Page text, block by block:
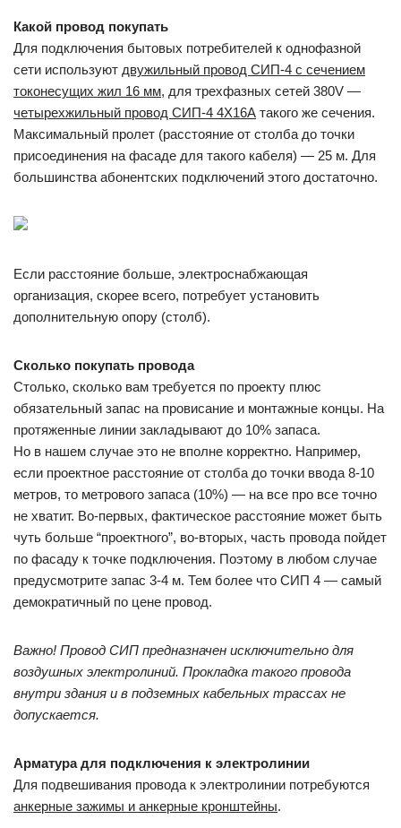
Какой провод покупать
Для подключения бытовых потребителей к однофазной
сети используют двужильный провод СИП-4 с сечением
токонесущих жил 16 мм, для трехфазных сетей 380V —
четырехжильный провод СИП-4 4Х16А такого же сечения.
Максимальный пролет (расстояние от столба до точки
присоединения на фасаде для такого кабеля) — 25 м. Для
большинства абонентских подключений этого достаточно.
Если расстояние больше, электроснабжающая
организация, скорее всего, потребует установить
дополнительную опору (столб).
Сколько покупать провода
Столько, сколько вам требуется по проекту плюс
обязательный запас на провисание и монтажные концы. На
протяженные линии закладывают до 10% запаса.
Но в нашем случае это не вполне корректно. Например,
если проектное расстояние от столба до точки ввода 8-10
метров, то метрового запаса (10%) — на все про все точно
не хватит. Во-первых, фактическое расстояние может быть
чуть больше “проектного”, во-вторых, часть провода пойдет
по фасаду к точке подключения. Поэтому в любом случае
предусмотрите запас 3-4 м. Тем более что СИП 4 — самый
демократичный по цене провод.
Важно! Провод СИП предназначен исключительно для
воздушных электролиний. Прокладка такого провода
внутри здания и в подземных кабельных трассах не
допускается.
Арматура для подключения к электролинии
Для подвешивания провода к электролинии потребуются
анкерные зажимы и анкерные кронштейны.